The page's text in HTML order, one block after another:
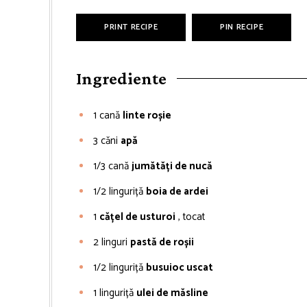
PRINT RECIPE PIN RECIPE
Ingrediente
1 cană linte roșie
3 căni apă
1/3 canăjumătăți de nucă
1/2linguriță boia de ardei
1 cățel de usturoi , tocat
2linguri pastă de roșii
1/2linguriță busuioc uscat
1 linguriță ulei de măsline